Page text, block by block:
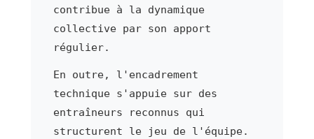
contribue à la dynamique
collective par son apport
régulier.
En outre, l'encadrement
technique s'appuie sur des
entraîneurs reconnus qui
structurent le jeu de l'équipe.